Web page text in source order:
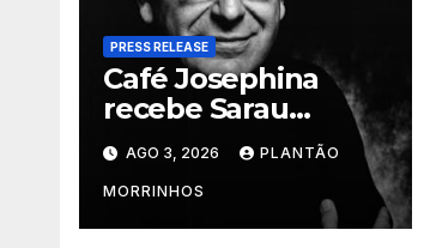
PRESS RELEASE
Café Josephina
recebe Sarau
Clássico com o
pianista Flávio
Varani nesta terça-
feira
AGO 3, 2026 PLANTÃO
MORRINHOS